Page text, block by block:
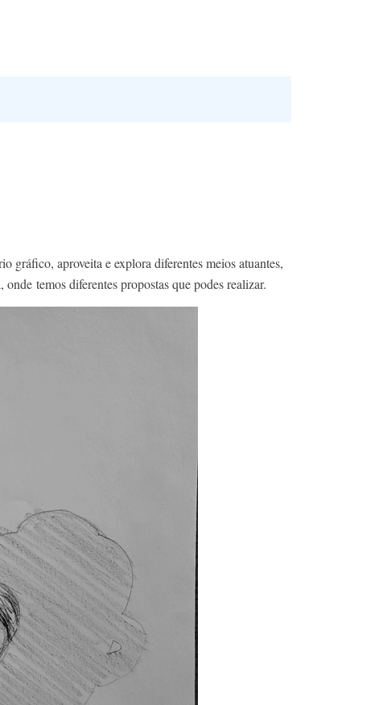
gráfico, aproveita e explora diferentes meios atuantes,
, onde temos diferentes propostas que podes realizar.